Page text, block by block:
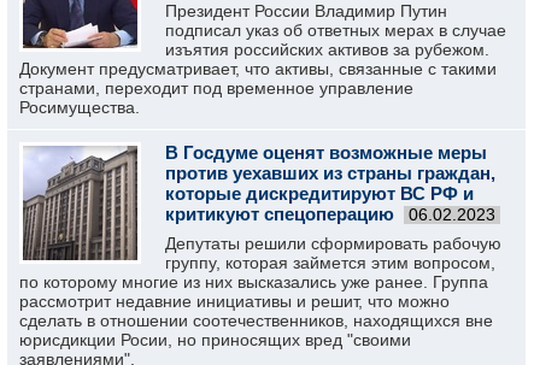
Президент России Владимир Путин
подписал указ об ответных мерах в случае
изъятия российских активов за рубежом.
Документ предусматривает, что активы, связанные с такими
странами, переходит под временное управление
Росимущества.
В Госдуме оценят возможные меры
против уехавших из страны граждан,
которые дискредитируют ВС РФ и
критикуют спецоперацию
06.02.2023
Депутаты решили сформировать рабочую
группу, которая займется этим вопросом,
по которому многие из них высказались уже ранее. Группа
рассмотрит недавние инициативы и решит, что можно
сделать в отношении соотечественников, находящихся вне
юрисдикции Росии, но приносящих вред "своими
заявлениями".